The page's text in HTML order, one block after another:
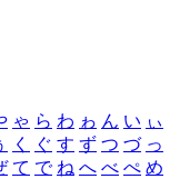
ゃ ら わ ゎ ん い ぃ
く ぐ す ず つ づ っ
て で ね へ べ ぺ め